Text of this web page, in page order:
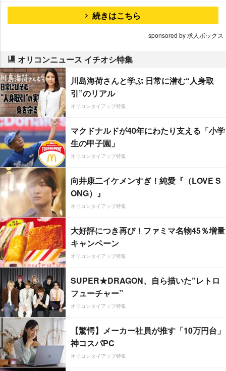
続きはこちら
sponsored by 求人ボックス
オリコンニュース イチオシ特集
川島海荷さんと学ぶ 日常に潜む“人身取
引”のリアル
オリコンタイアップ特集
マクドナルドが40年にわたり支える「小学
生の甲子園」
オリコンタイアップ特集
向井康二イケメンすぎ！純愛『（LOVE S
ONG）』
オリコンタイアップ特集
大好評につき再び！ファミマ名物45％増量
キャンペーン
オリコンタイアップ特集
SUPER★DRAGON、自ら描いた”レトロ
フューチャー”
オリコンタイアップ特集
【驚愕】メーカー社員が推す「10万円台」
神コスパPC
オリコンタイアップ特集